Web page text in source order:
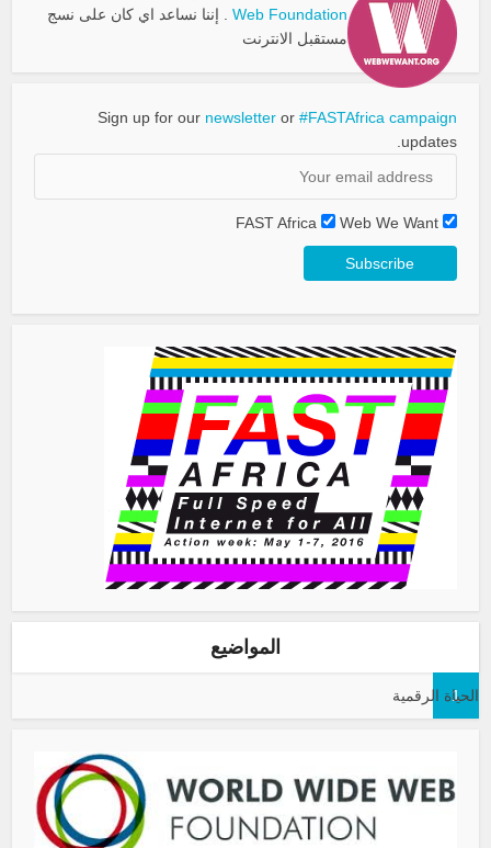
Web Foundation . إننا نساعد اي كان على نسج
مستقبل الانترنت
Sign up for our newsletteror #FASTAfrica campaign
updates.
FAST Africa Web We Want
المواضيع
الحياة الرقمية
1